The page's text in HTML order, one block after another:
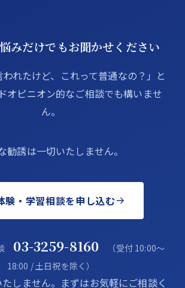
みだけでもお聞かせください
われたけど、これって普通なの？」と
オピニオン的なご相談でも構いませ
ん。
勧誘は一切いたしません。
験・学習相談を申し込む
03-3259-8160 （受付 10:00〜
18:00 / 土日祝を除く）
しません。まずはお気軽にご相談く